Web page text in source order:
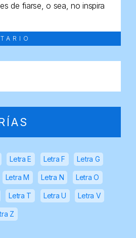
de fiarse, o sea, no inspira
Letra E Letra F Letra G
Letra M Letra N Letra O
Letra T Letra U Letra V
Z